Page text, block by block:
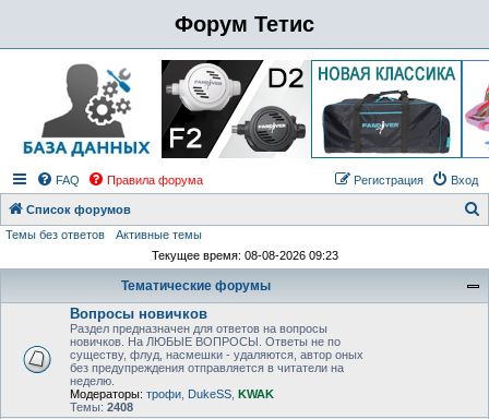
Форум Тетис
FAQ Правила форума Вход
Регистрация
Список форумов
Темы без ответов
Активные темы
Текущее время: 08-08-2026 09:23
Тематические форумы
Вопросы новичков
Раздел предназначен для ответов на вопросы
новичков. На ЛЮБЫЕ ВОПРОСЫ. Ответы не по
существу, флуд, насмешки - удаляются, автор оных
без предупреждения отправляется в читатели на
неделю.
Модераторы: трофи DukeSS KWAK
Темы: 2408